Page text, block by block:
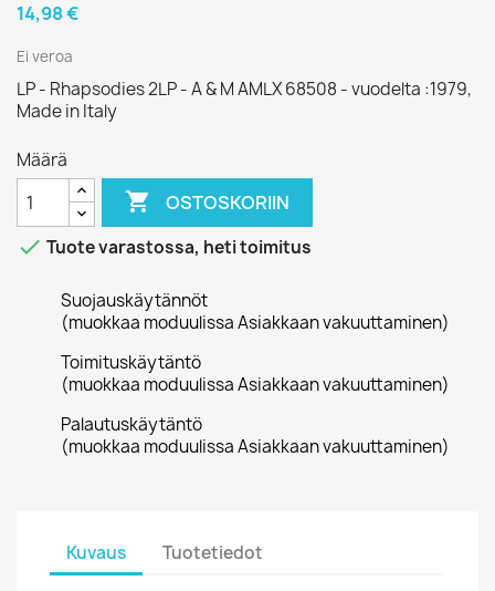
14,98 €
Ei veroa
LP - Rhapsodies 2LP - A & M AMLX 68508 - vuodelta :1979,
Made in Italy
Määrä
 OSTOSKORIIN
 Tuote varastossa, heti toimitus
Suojauskäytännöt
(muokkaa moduulissa Asiakkaan vakuuttaminen)
Toimituskäytäntö
(muokkaa moduulissa Asiakkaan vakuuttaminen)
Palautuskäytäntö
(muokkaa moduulissa Asiakkaan vakuuttaminen)
Kuvaus Tuotetiedot